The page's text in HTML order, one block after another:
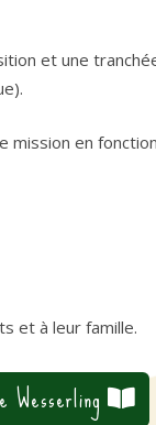
et une
mission en
et à leur famille.
Wesserling